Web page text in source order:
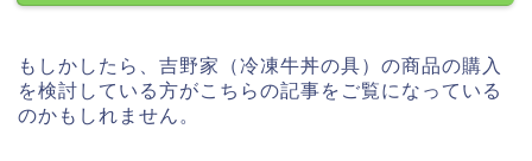
もしかしたら、吉野家（冷凍牛丼の具）の商品の購入
を検討している方がこちらの記事をご覧になっている
のかもしれません。